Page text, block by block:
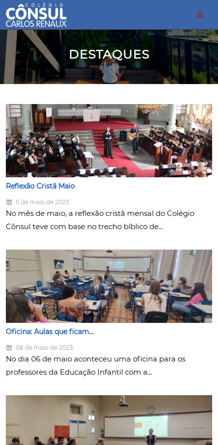
DESTAQUES
Reflexão Cristã Maio
11 de maio de 2023
No mês de maio, a reflexão cristã mensal do Colégio
Cônsul teve com base no trecho bíblico de...
Oficina: Aulas que ficam...
08 de maio de 2023
No dia 06 de maio aconteceu uma oficina para os
professores da Educação Infantil com a...